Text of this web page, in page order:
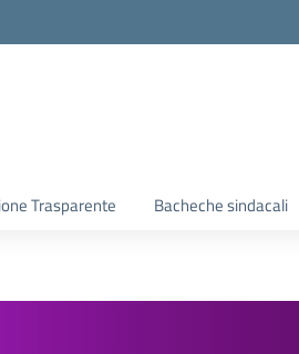
Trasparente Bacheche sindacali